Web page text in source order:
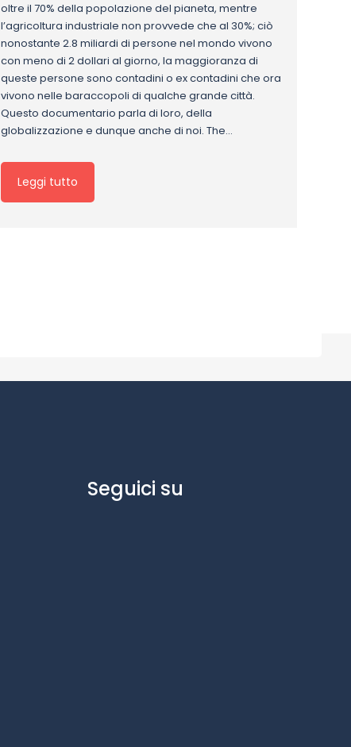
oltre il 70% della popolazione del pianeta, mentre
l’agricoltura industriale non provvede che al 30%; ciò
nonostante 2.8 miliardi di persone nel mondo vivono
con meno di 2 dollari al giorno, la maggioranza di
queste persone sono contadini o ex contadini che ora
vivono nelle baraccopoli di qualche grande città.
Questo documentario parla di loro, della
globalizzazione e dunque anche di noi. The…
Leggi tutto
Seguici su